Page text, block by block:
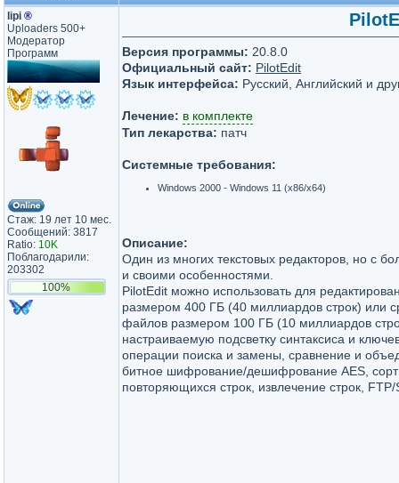
lipi ®
Uploaders 500+
Модератор
Программ
Стаж: 19 лет 10 мес.
Сообщений: 3817
Ratio: 10K
Поблагодарили:
203302
100%
Версия программы: 20.8.0
Официальный сайт: PilotEdit
Язык интерфейса: Русский, Английский и
Лечение: в комплекте
Тип лекарства: патч
Системные требования:
Windows 2000 - Windows 11 (x86/x64)
Описание:
Один из многих текстовых редакторов, но с
и своими особенностями.
PilotEdit можно использовать для
размером 400 ГБ (40 миллиардов строк) или
файлов размером 100 ГБ (10 миллиардов
настраиваемую подсветку синтаксиса и
операции поиска и замены, сравнение и
битное шифрование/дешифрование AES,
повторяющихся строк, извлечение строк,